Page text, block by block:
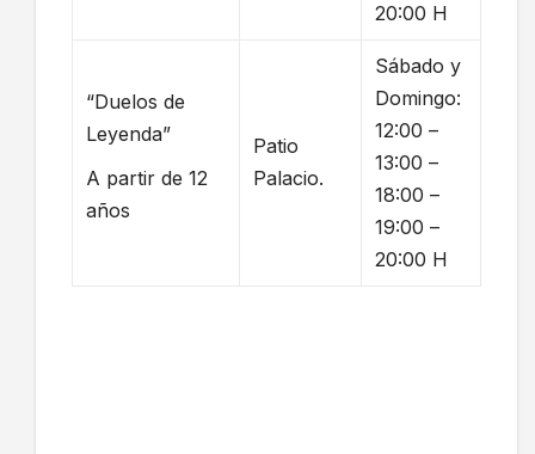
20:00 H
“Duelos de
Leyenda”
A partir de 12
años
Patio
Palacio.
Sábado y
Domingo:
12:00 –
13:00 –
18:00 –
19:00 –
20:00 H